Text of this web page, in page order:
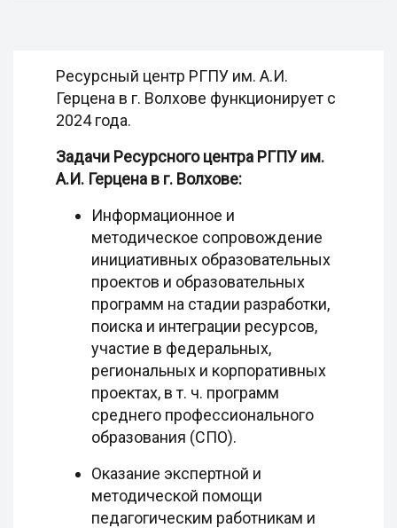
Ресурсный центр РГПУ им. А.И.
Герцена в г. Волхове функционирует с
2024 года.
Задачи Ресурсного центра РГПУ им.
А.И. Герцена в г. Волхове:
Информационное и
методическое сопровождение
инициативных образовательных
проектов и образовательных
программ на стадии разработки,
поиска и интеграции ресурсов,
участие в федеральных,
региональных и корпоративных
проектах, в т. ч. программ
среднего профессионального
образования (СПО).
Оказание экспертной и
методической помощи
педагогическим работникам и